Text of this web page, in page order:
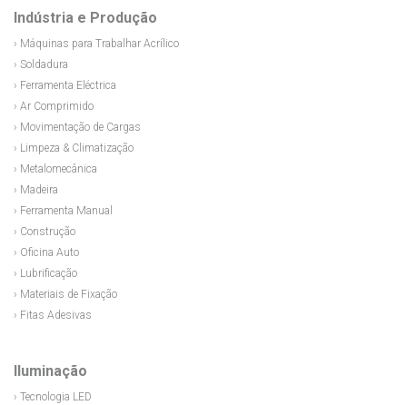
Indústria e Produção
› Máquinas para Trabalhar Acrílico
› Soldadura
› Ferramenta Eléctrica
› Ar Comprimido
› Movimentação de Cargas
› Limpeza & Climatização
› Metalomecânica
› Madeira
› Ferramenta Manual
› Construção
› Oficina Auto
› Lubrificação
› Materiais de Fixação
› Fitas Adesivas
Iluminação
› Tecnologia LED